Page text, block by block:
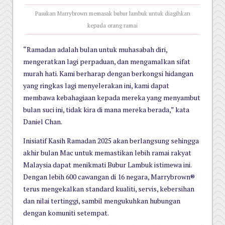
Pasukan Marrybrown memasak bubur lambuk untuk diagihkan
kepada orang ramai
“Ramadan adalah bulan untuk muhasabah diri,
mengeratkan lagi perpaduan, dan mengamalkan sifat
murah hati. Kami berharap dengan berkongsi hidangan
yang ringkas lagi menyelerakan ini, kami dapat
membawa kebahagiaan kepada mereka yang menyambut
bulan suci ini, tidak kira di mana mereka berada,” kata
Daniel Chan.
Inisiatif Kasih Ramadan 2025 akan berlangsung sehingga
akhir bulan Mac untuk memastikan lebih ramai rakyat
Malaysia dapat menikmati Bubur Lambuk istimewa ini.
Dengan lebih 600 cawangan di 16 negara, Marrybrown®
terus mengekalkan standard kualiti, servis, kebersihan
dan nilai tertinggi, sambil mengukuhkan hubungan
dengan komuniti setempat.